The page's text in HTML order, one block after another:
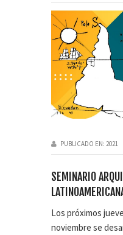
PUBLICADO EN: 2021
SEMINARIO
Los próximos
noviembre se